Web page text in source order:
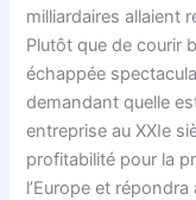
milliardaires allaient
Plutôt que de courir
échappée
demandant quelle
entreprise au XXIe
profitabilité pour la
l’Europe et